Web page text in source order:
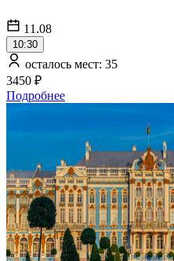
11.08
10:30
осталось мест: 35
3450 ₽
Подробнее